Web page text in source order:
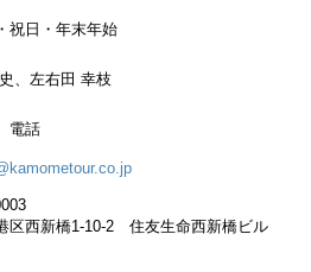
祝日・年末年始
、左右田 幸枝
電話
区西新橋1-10-2 住友生命西新橋ビル